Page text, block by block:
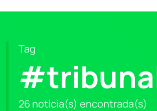
Tag
26 notícia(s) encontrada(s)